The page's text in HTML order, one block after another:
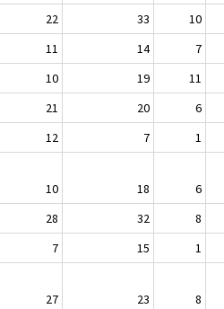
22 33 10
11 14 7
10 19 11
21 20 6
12 7 1
10 18 6
28 32 8
7 15 1
27 23 8